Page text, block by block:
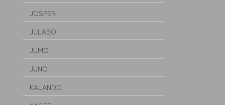
JOSPER
JULABO
JUMO
JUNO
KALANDO